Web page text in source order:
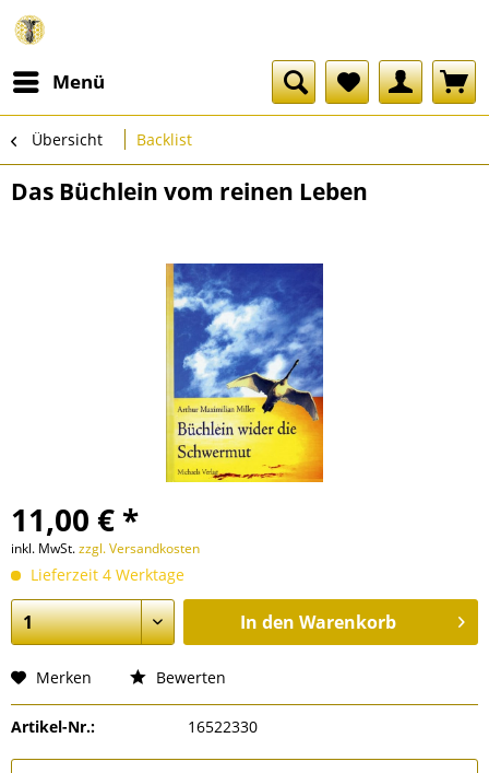
Menü
Übersicht Backlist
Das Büchlein vom reinen Leben
11,00 € *
inkl. MwSt.zzgl. Versandkosten
Lieferzeit 4 Werktage
In den Warenkorb
Merken Bewerten
Artikel-Nr.: 16522330